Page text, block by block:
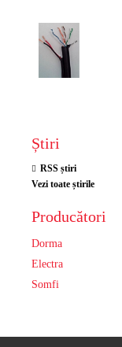
Știri
RSS știri
Vezi toate știrile
Producători
Dorma
Electra
Somfi